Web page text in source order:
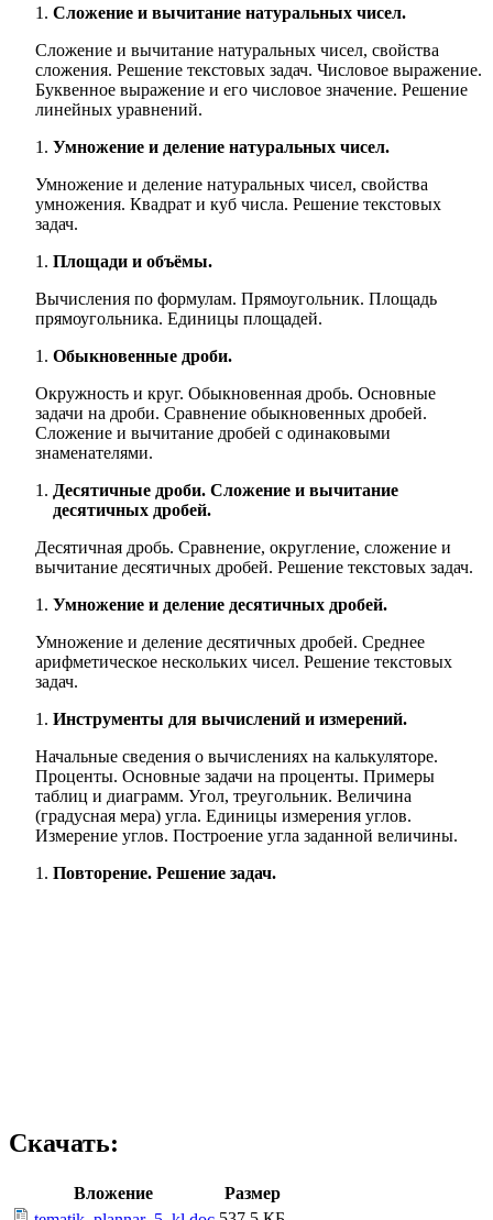
Сложение и вычитание натуральных чисел.
Сложение и вычитание натуральных чисел, свойства
сложения. Решение текстовых задач. Числовое выражение.
Буквенное выражение и его числовое значение. Решение
линейных уравнений.
Умножение и деление натуральных чисел.
Умножение и деление натуральных чисел, свойства
умножения. Квадрат и куб числа. Решение текстовых
задач.
Площади и объёмы.
Вычисления по формулам. Прямоугольник. Площадь
прямоугольника. Единицы площадей.
Обыкновенные дроби.
Окружность и круг. Обыкновенная дробь. Основные
задачи на дроби. Сравнение обыкновенных дробей.
Сложение и вычитание дробей с одинаковыми
знаменателями.
Десятичные дроби. Сложение и вычитание
десятичных дробей.
Десятичная дробь. Сравнение, округление, сложение и
вычитание десятичных дробей. Решение текстовых задач.
Умножение и деление десятичных дробей.
Умножение и деление десятичных дробей. Среднее
арифметическое нескольких чисел. Решение текстовых
задач.
Инструменты для вычислений и измерений.
Начальные сведения о вычислениях на калькуляторе.
Проценты. Основные задачи на проценты. Примеры
таблиц и диаграмм. Угол, треугольник. Величина
(градусная мера) угла. Единицы измерения углов.
Измерение углов. Построение угла заданной величины.
Повторение. Решение задач.
Скачать:
Вложение
Размер